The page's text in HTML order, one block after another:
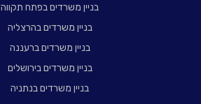
בניין משרדים בפתח תקווה
בניין משרדים בהרצליה
בניין משרדים ברעננה
בניין משרדים בירושלים
בניין משרדים בנתניה